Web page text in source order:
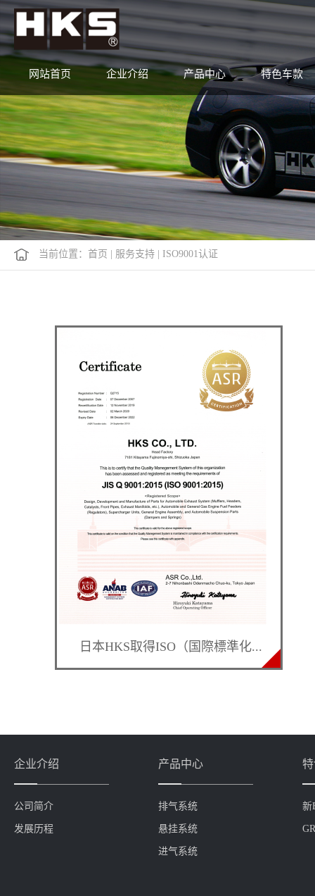
网站首页 企业介绍 产品中心 特色车款
当前位置： 首页 服务支持 ISO9001认证
日本HKS取得ISO（国際標準化...
企业介绍
公司简介
发展历程
产品中心
排气系统
悬挂系统
进气系统
新